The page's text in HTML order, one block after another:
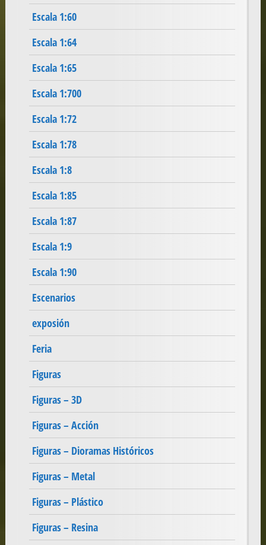
Escala 1:60
Escala 1:64
Escala 1:65
Escala 1:700
Escala 1:72
Escala 1:78
Escala 1:8
Escala 1:85
Escala 1:87
Escala 1:9
Escala 1:90
Escenarios
exposión
Feria
Figuras
Figuras – 3D
Figuras – Acción
Figuras – Dioramas Históricos
Figuras – Metal
Figuras – Plástico
Figuras – Resina